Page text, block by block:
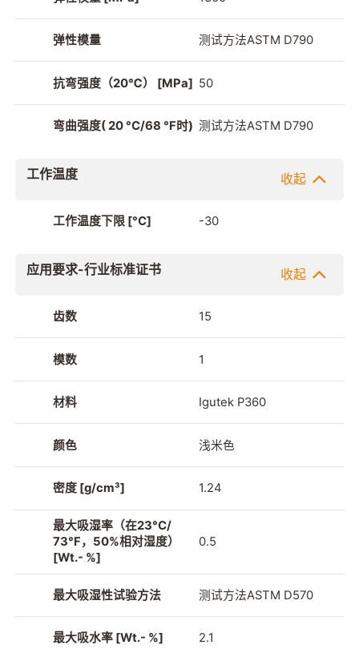
弹性模量 测试方法ASTM D790
抗弯强度（20℃） [MPa] 50
弯曲强度( 20 °C/68 °F时) 测试方法ASTM D790
工作温度 收起
工作温度下限 [°C] -30
应用要求-行业标准证书 收起
齿数 15
模数 1
材料 Igutek P360
颜色 浅米色
密度 [g/cm³] 1.24
最大吸湿率（在23°C/
73°F，50%相对湿度）
[Wt.- %]
0.5
最大吸湿性试验方法 测试方法ASTM D570
最大吸水率 [Wt.- %] 2.1